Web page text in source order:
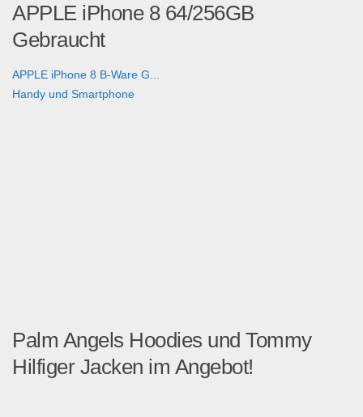
APPLE iPhone 8 64/256GB
Gebraucht
APPLE iPhone 8 B-Ware G...
Handy und Smartphone
Palm Angels Hoodies und Tommy
Hilfiger Jacken im Angebot!